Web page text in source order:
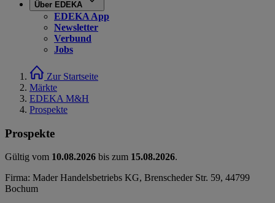
Über EDEKA
EDEKA App
Newsletter
Verbund
Jobs
Zur Startseite
Märkte
EDEKA M&H
Prospekte
Prospekte
Gültig vom 10.08.2026 bis zum 15.08.2026.
Firma: Mader Handelsbetriebs KG, Brenscheder Str. 59, 44799
Bochum